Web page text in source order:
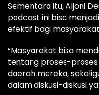
Sementara itu, Aljoni
podcast ini bisa
efektif bagi
“Masyarakat bisa
tentang proses-
daerah mereka,
dalam diskusi-diskusi